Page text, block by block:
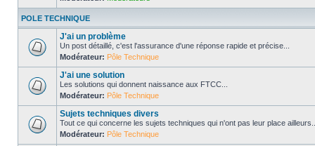
POLE TECHNIQUE
J'ai un problème
Un post détaillé, c'est l'assurance d'une réponse rapide et précise...
Modérateur: Pôle Technique
J'ai une solution
Les solutions qui donnent naissance aux FTCC...
Modérateur: Pôle Technique
Sujets techniques divers
Tout ce qui concerne les sujets techniques qui n'ont pas leur place
Modérateur: Pôle Technique